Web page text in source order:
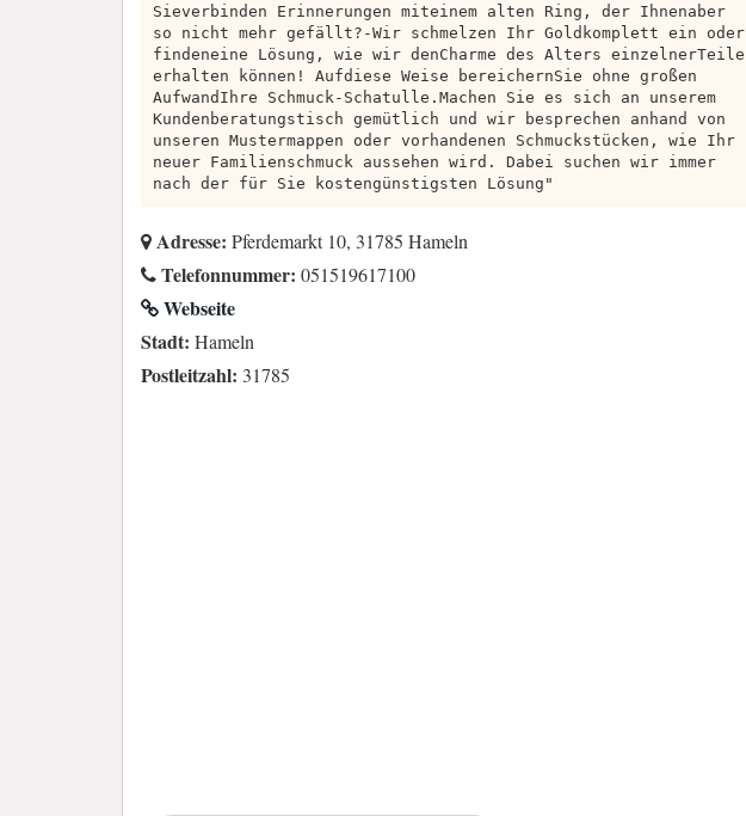
Sieverbinden Erinnerungen miteinem alten Ring, der Ihnenaber
so nicht mehr gefällt?-Wir schmelzen Ihr Goldkomplett ein oder
findeneine Lösung, wie wir denCharme des Alters einzelnerTeile
erhalten können! Aufdiese Weise bereichernSie ohne großen
AufwandIhre Schmuck-Schatulle.Machen Sie es sich an unserem
Kundenberatungstisch gemütlich und wir besprechen anhand von
unseren Mustermappen oder vorhandenen Schmuckstücken, wie Ihr
neuer Familienschmuck aussehen wird. Dabei suchen wir immer
nach der für Sie kostengünstigsten Lösung"
Adresse: Pferdemarkt 10, 31785 Hameln
Telefonnummer: 051519617100
Webseite
Stadt: Hameln
Postleitzahl: 31785